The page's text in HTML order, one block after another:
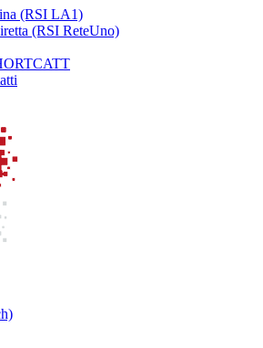
(RSI LA1)
(RSI ReteUno)